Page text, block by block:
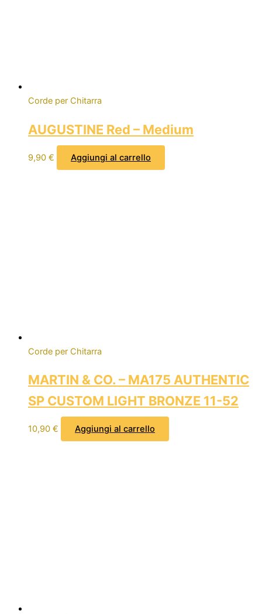
Corde per Chitarra
AUGUSTINE Red – Medium
9,90 € Aggiungi al carrello
Corde per Chitarra
MARTIN & CO. – MA175 AUTHENTIC
SP CUSTOM LIGHT BRONZE 11-52
10,90 € Aggiungi al carrello